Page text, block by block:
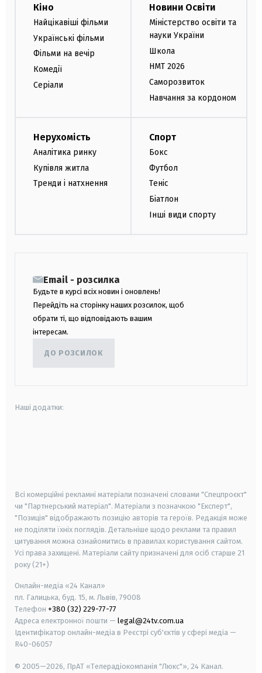
Кіно
Найцікавіші фільми
Українські фільми
Фільми на вечір
Комедії
Серіали
Новини Освіти
Міністерство освіти та
науки України
Школа
НМТ 2026
Саморозвиток
Навчання за кордоном
Нерухомість
Аналітика ринку
Купівля житла
Тренди і натхнення
Спорт
Бокс
Футбол
Теніс
Біатлон
Інші види спорту
Email - розсилка
Будьте в курсі всіх новин і оновлень!
Перейдіть на сторінку наших розсилок, щоб
обрати ті, що відповідають вашим
інтересам.
ДО РОЗСИЛОК
Наші додатки:
Всі комерційні рекламні матеріали позначені словами "Спецпроєкт"
чи "Партнерський матеріал". Матеріали з позначкою "Експерт",
"Позиція" відображають позицію авторів та героїв. Редакція може
не поділяти їхніх поглядів. Детальніше щодо реклами та правил
цитування можна ознайомитись в правилах користування сайтом.
Усі права захищені. Матеріали сайту призначені для осіб старше 21
року (21+)
Онлайн-медіа «24 Канал»
пл. Галицька, буд. 15, м. Львів, 79008
Телефон +380 (32) 229-77-77
Адреса електронної пошти — legal@24tv.com.ua
Ідентифікатор онлайн-медіа в Реєстрі суб'єктів у сфері медіа —
R40-06057
© 2005—2026, ПрАТ «Телерадіокомпанія "Люкс"», 24 Канал.